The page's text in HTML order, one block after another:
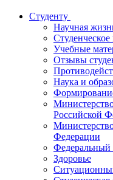
Студенту
Научная
Учебные
Отзывы
Наука и
Российской
Федерации
Федеральный
Здоровье